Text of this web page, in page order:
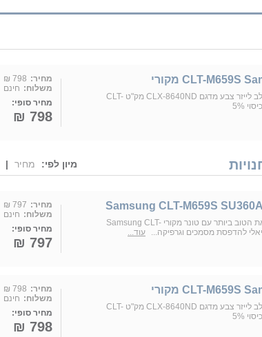
טונר מגנטה למכשיר משולב לייזר צבע מדגם CLX-8640ND מק"ט CLT-
מחיר: 798 ₪
משלוח: חינם
מחיר סופי:
798 ₪
מיון לפי: מחיר |
הבטיחו למדפסת שלכם את הטוב ביותר עם טונר מקורי Samsung CLT-
עוד...
מחיר: 797 ₪
משלוח: חינם
מחיר סופי:
797 ₪
טונר מגנטה למכשיר משולב לייזר צבע מדגם CLX-8640ND מק"ט CLT-
מחיר: 798 ₪
משלוח: חינם
מחיר סופי:
798 ₪